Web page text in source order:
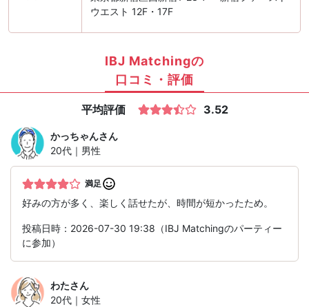
ウエスト 12F・17F
IBJ Matchingの
口コミ・評価
平均評価 3.52
かっちゃんさん
20代｜男性
満足
好みの方が多く、楽しく話せたが、時間が短かったため。
投稿日時：2026-07-30 19:38（IBJ Matchingのパーティー
に参加）
わたさん
20代｜女性